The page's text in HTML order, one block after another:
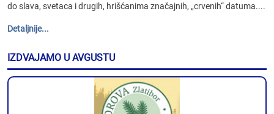
do slava, svetaca i drugih, hrišćanima značajnih, „crvenih“ datuma....
Detaljnije...
IZDVAJAMO U AVGUSTU